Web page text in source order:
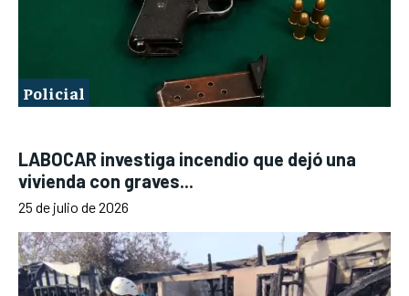
Policial
LABOCAR investiga incendio que dejó una
vivienda con graves...
25 de julio de 2026